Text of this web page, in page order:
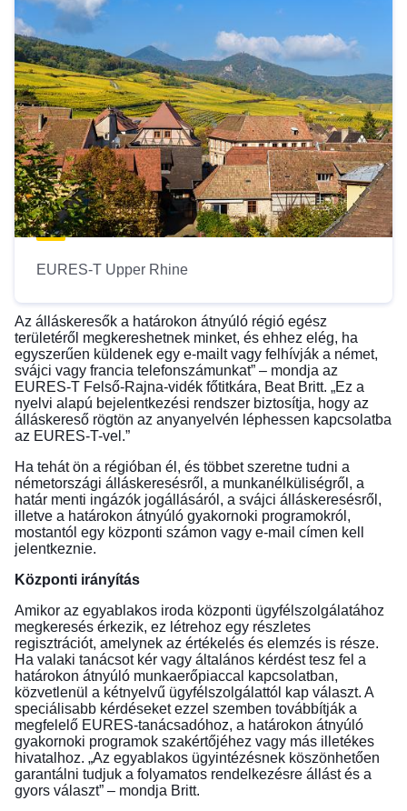
EURES-T Upper Rhine
Az álláskeresők a határokon átnyúló régió egész
területéről megkereshetnek minket, és ehhez elég, ha
egyszerűen küldenek egy e-mailt vagy felhívják a német,
svájci vagy francia telefonszámunkat” – mondja az
EURES-T Felső-Rajna-vidék főtitkára, Beat Britt. „Ez a
nyelvi alapú bejelentkezési rendszer biztosítja, hogy az
álláskereső rögtön az anyanyelvén léphessen kapcsolatba
az EURES-T-vel.”
Ha tehát ön a régióban él, és többet szeretne tudni a
németországi álláskeresésről, a munkanélküliségről, a
határ menti ingázók jogállásáról, a svájci álláskeresésről,
illetve a határokon átnyúló gyakornoki programokról,
mostantól egy központi számon vagy e-mail címen kell
jelentkeznie.
Központi irányítás
Amikor az egyablakos iroda központi ügyfélszolgálatához
megkeresés érkezik, ez létrehoz egy részletes
regisztrációt, amelynek az értékelés és elemzés is része.
Ha valaki tanácsot kér vagy általános kérdést tesz fel a
határokon átnyúló munkaerőpiaccal kapcsolatban,
közvetlenül a kétnyelvű ügyfélszolgálattól kap választ. A
speciálisabb kérdéseket ezzel szemben továbbítják a
megfelelő EURES-tanácsadóhoz, a határokon átnyúló
gyakornoki programok szakértőjéhez vagy más illetékes
hivatalhoz. „Az egyablakos ügyintézésnek köszönhetően
garantálni tudjuk a folyamatos rendelkezésre állást és a
gyors választ” – mondja Britt.